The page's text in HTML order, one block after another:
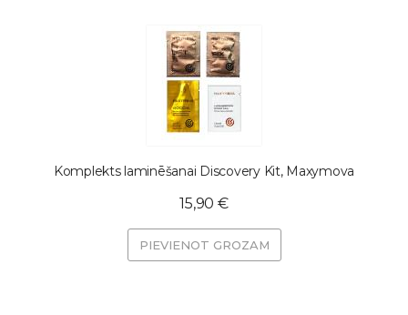
Komplekts laminēšanai Discovery Kit, Maxymova
15,90 €
PIEVIENOT GROZAM